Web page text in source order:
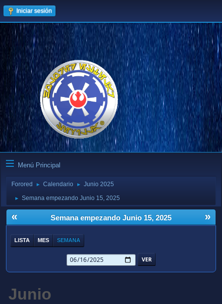
Iniciar sesión
Menú Principal
Forored ► Calendario ► Junio 2025
► Semana empezando Junio 15, 2025
« »
Semana empezando Junio 15, 2025
LISTA MES SEMANA
Junio